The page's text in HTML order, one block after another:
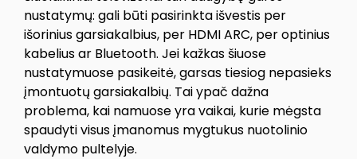
nustatymų: gali būti pasirinkta išvestis per
išorinius garsiakalbius, per HDMI ARC, per optinius
kabelius ar Bluetooth. Jei kažkas šiuose
nustatymuose pasikeitė, garsas tiesiog nepasieks
įmontuotų garsiakalbių. Tai ypač dažna
problema, kai namuose yra vaikai, kurie mėgsta
spaudyti visus įmanomus mygtukus nuotolinio
valdymo pultelyje.